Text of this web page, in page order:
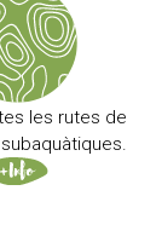
les rutes de